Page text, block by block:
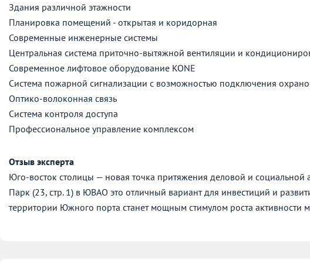
Здания различной этажности
Планировка помещений - открытая и коридорная
Современные инженерные системы
Центральная система приточно-вытяжной вентиляции и
Современное лифтовое оборудование KONE
Система пожарной сигнализации с возможностью подключения
Оптико-волоконная связь
Система контроля доступа
Профессиональное управление комплексом
Отзыв эксперта
Юго-восток столицы — новая точка притяжения деловой и социальной
Парк (23, стр. 1) в ЮВАО это отличный вариант для инвестиций и
территории Южного порта станет мощным стимулом роста активности